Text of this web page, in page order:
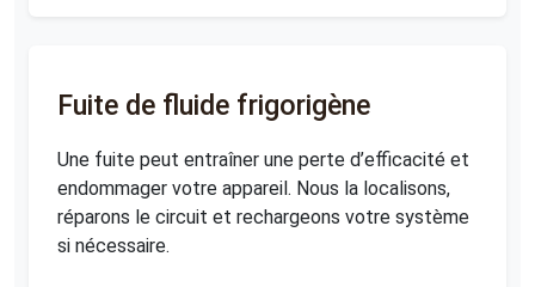
Fuite de fluide frigorigène
Une fuite peut entraîner une perte d’efficacité et
endommager votre appareil. Nous la localisons,
réparons le circuit et rechargeons votre système
si nécessaire.